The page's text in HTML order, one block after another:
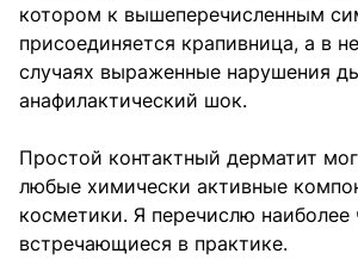
котором к вышеперечисленным
присоединяется крапивница, а в
случаях выраженные нарушения
анафилактический шок.
Простой контактный дерматит
любые химически активные
косметики. Я перечислю наиболее
встречающиеся в практике.